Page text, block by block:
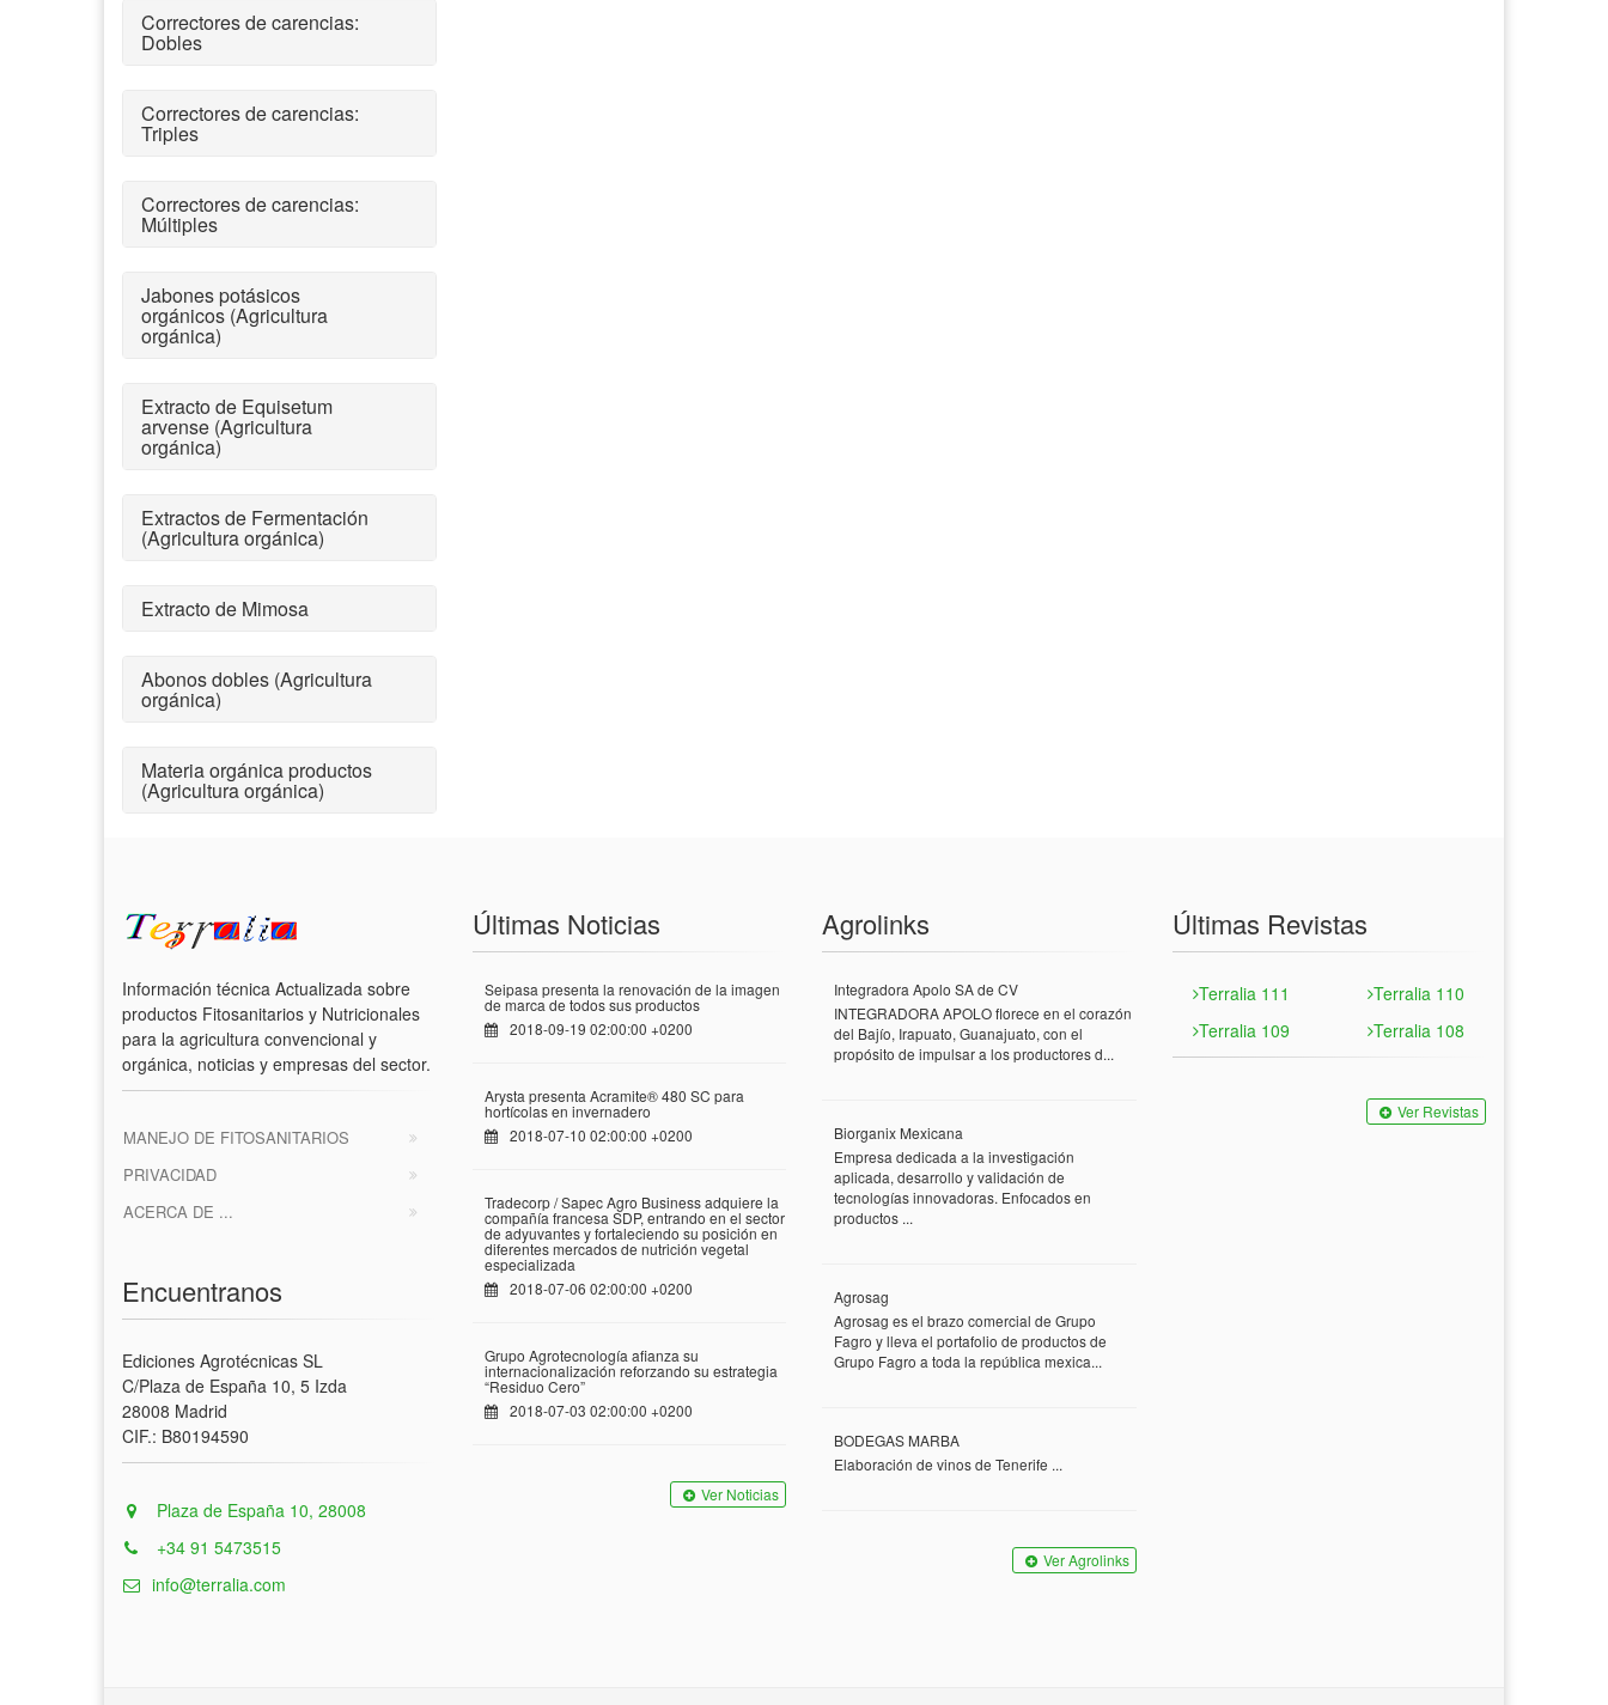
Correctores de carencias:
Dobles
Correctores de carencias:
Triples
Correctores de carencias:
Múltiples
Jabones potásicos
orgánicos (Agricultura
orgánica)
Extracto de Equisetum
arvense (Agricultura
orgánica)
Extractos de Fermentación
(Agricultura orgánica)
Extracto de Mimosa
Abonos dobles (Agricultura
orgánica)
Materia orgánica productos
(Agricultura orgánica)
Información técnica Actualizada sobre
productos Fitosanitarios y Nutricionales
para la agricultura convencional y
orgánica, noticias y empresas del sector.
MANEJO DE FITOSANITARIOS
PRIVACIDAD
ACERCA DE ...
Encuentranos
Ediciones Agrotécnicas SL
C/Plaza de España 10, 5 Izda
28008 Madrid
CIF.: B80194590
Plaza de España 10, 28008
+34 91 5473515
info@terralia.com
Últimas Noticias
Seipasa presenta la renovación de la imagen
de marca de todos sus productos
2018-09-19 02:00:00 +0200
Arysta presenta Acramite® 480 SC para
hortícolas en invernadero
2018-07-10 02:00:00 +0200
Tradecorp / Sapec Agro Business adquiere la
compañía francesa SDP, entrando en el sector
de adyuvantes y fortaleciendo su posición en
diferentes mercados de nutrición vegetal
especializada
2018-07-06 02:00:00 +0200
Grupo Agrotecnología afianza su
internacionalización reforzando su estrategia
“Residuo Cero”
2018-07-03 02:00:00 +0200
Ver Noticias
Agrolinks
Integradora Apolo SA de CV
INTEGRADORA APOLO florece en el corazón
del Bajío, Irapuato, Guanajuato, con el
propósito de impulsar a los productores d...
Biorganix Mexicana
Empresa dedicada a la investigación
aplicada, desarrollo y validación de
tecnologías innovadoras. Enfocados en
productos ...
Agrosag
Agrosag es el brazo comercial de Grupo
Fagro y lleva el portafolio de productos de
Grupo Fagro a toda la república mexica...
BODEGAS MARBA
Elaboración de vinos de Tenerife ...
Ver Agrolinks
Últimas Revistas
Terralia 111
Terralia 110
Terralia 109
Terralia 108
Ver Revistas